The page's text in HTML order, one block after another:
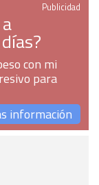
Publicidad
con mi
para
información